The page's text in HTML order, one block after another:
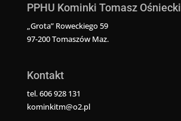
PPHU Kominki Tomasz Ośniecki
„Grota” Roweckiego 59
97-200 Tomaszów Maz.
Kontakt
tel. 606 928 131
kominkitm@o2.pl